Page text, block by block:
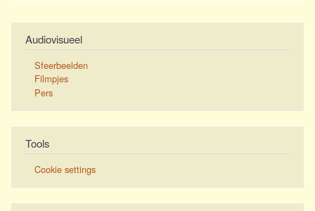
Audiovisueel
Sfeerbeelden
Filmpjes
Pers
Tools
Cookie settings